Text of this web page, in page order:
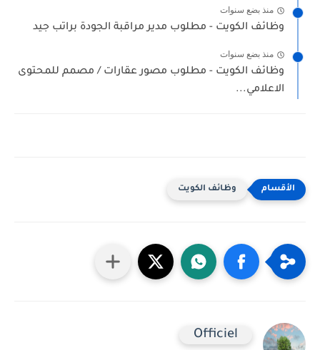
منذ بضع سنوات
وظائف الكويت - مطلوب مدير مراقبة الجودة براتب جيد
منذ بضع سنوات
وظائف الكويت - مطلوب مصور عقارات / مصمم للمحتوى
الاعلامي...
وظائف الكويت
Officiel